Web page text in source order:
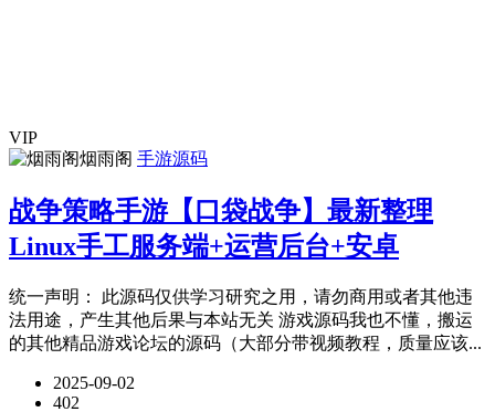
VIP
烟雨阁 手游源码
战争策略手游【口袋战争】最新整理
Linux手工服务端+运营后台+安卓
统一声明： 此源码仅供学习研究之用，请勿商用或者其他违
法用途，产生其他后果与本站无关 游戏源码我也不懂，搬运
的其他精品游戏论坛的源码（大部分带视频教程，质量应该...
2025-09-02
402